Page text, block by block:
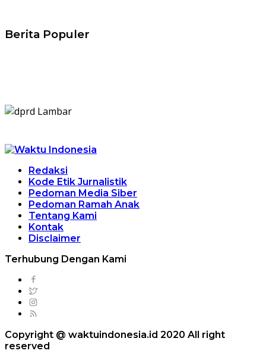
Berita Populer
Redaksi
Kode Etik Jurnalistik
Pedoman Media Siber
Pedoman Ramah Anak
Tentang Kami
Kontak
Disclaimer
Terhubung Dengan Kami
Copyright @ waktuindonesia.id 2020 All right
reserved